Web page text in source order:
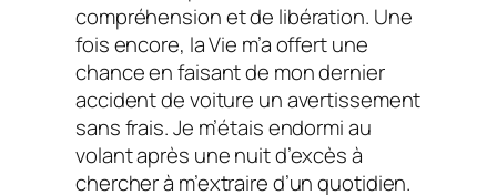
compréhension et de libération. Une
fois encore, la Vie m’a offert une
chance en faisant de mon dernier
accident de voiture un avertissement
sans frais. Je m’étais endormi au
volant après une nuit d’excès à
chercher à m’extraire d’un quotidien.